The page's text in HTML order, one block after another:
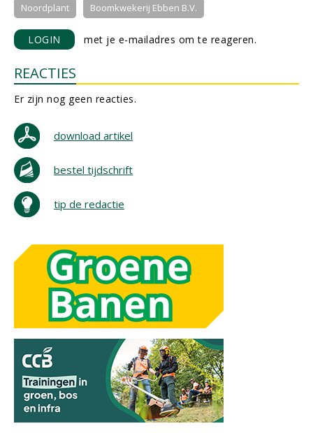
Noordplant Boomkwekerij Ebben B.V.
LOGIN met je e-mailadres om te reageren.
REACTIES
Er zijn nog geen reacties.
download artikel
bestel tijdschrift
tip de redactie